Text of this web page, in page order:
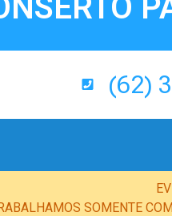
(62)
SOMENTE